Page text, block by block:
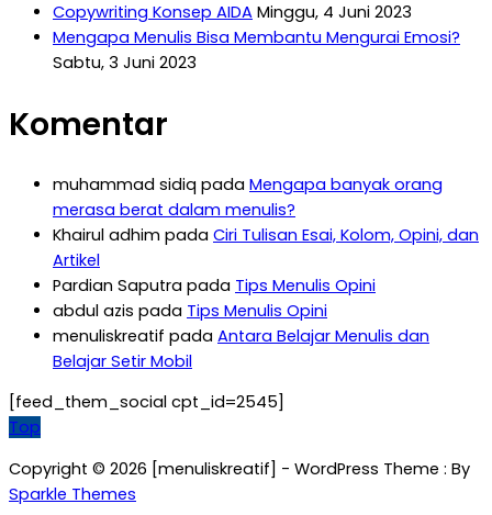
Copywriting Konsep AIDA Minggu, 4 Juni 2023
Mengapa Menulis Bisa Membantu Mengurai Emosi?
Sabtu, 3 Juni 2023
Komentar
muhammad sidiq pada Mengapa banyak orang
merasa berat dalam menulis?
Khairul adhim pada Ciri Tulisan Esai, Kolom, Opini, dan
Artikel
Pardian Saputra pada Tips Menulis Opini
abdul azis pada Tips Menulis Opini
menuliskreatif pada Antara Belajar Menulis dan
Belajar Setir Mobil
[feed_them_social cpt_id=2545]
Top
Copyright © 2026 [menuliskreatif] - WordPress Theme : By
Sparkle Themes